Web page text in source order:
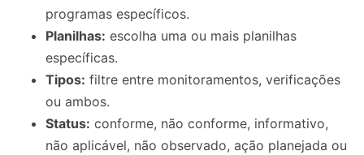
programas específicos.
Planilhas: escolha uma ou mais planilhas
específicas.
Tipos: filtre entre monitoramentos, verificações
ou ambos.
Status: conforme, não conforme, informativo,
não aplicável, não observado, ação planejada ou